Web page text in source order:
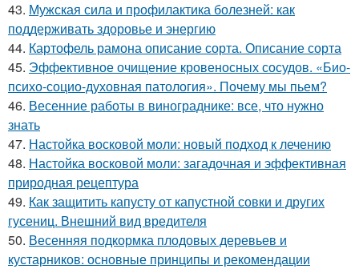
43. Мужская сила и профилактика болезней: как
поддерживать здоровье и энергию
44. Картофель рамона описание сорта. Описание сорта
45. Эффективное очищение кровеносных сосудов. «Био-
психо-социо-духовная патология». Почему мы пьем?
46. Весенние работы в винограднике: все, что нужно
знать
47. Настойка восковой моли: новый подход к лечению
48. Настойка восковой моли: загадочная и эффективная
природная рецептура
49. Как защитить капусту от капустной совки и других
гусениц. Внешний вид вредителя
50. Весенняя подкормка плодовых деревьев и
кустарников: основные принципы и рекомендации